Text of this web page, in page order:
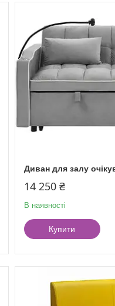
Диван для залу
14 250 ₴
В наявності
Купити